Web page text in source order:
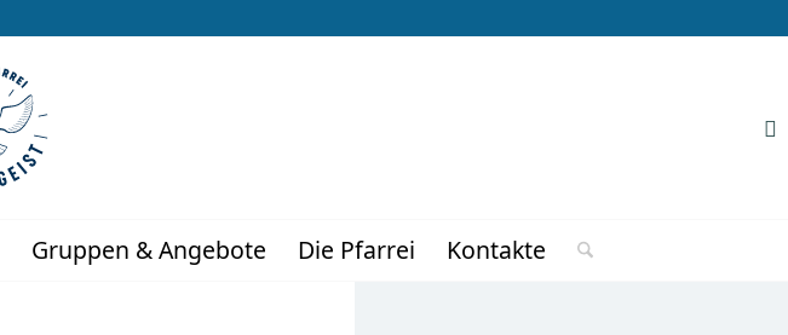
Gruppen & Angebote Die Pfarrei Kontakte